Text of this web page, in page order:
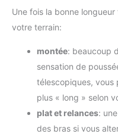
Une fois la bonne
votre terrain:
montée: beaucoup
sensation de
télescopiques, vous
plus « long » selon
plat et relances:
des bras si vous